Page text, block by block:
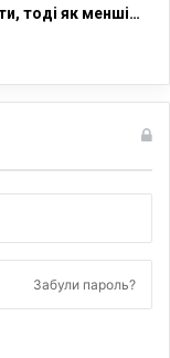
тоді як менші…
Забули пароль?